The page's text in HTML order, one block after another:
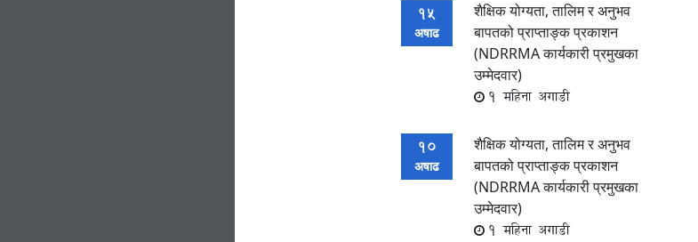
15
अषाढ
शैक्षिक योग्यता, तालिम र अनुभव
बापतको प्राप्ताङ्क प्रकाशन
(NDRRMA कार्यकारी प्रमुखका
उम्मेदवार)
1 महिना अगाडी
10
अषाढ
शैक्षिक योग्यता, तालिम र अनुभव
बापतको प्राप्ताङ्क प्रकाशन
(NDRRMA कार्यकारी प्रमुखका
उम्मेदवार)
1 महिना अगाडी